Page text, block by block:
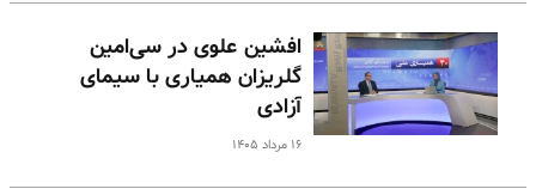
افشین علوی در سی‌امین
گلریزان همیاری با سیمای
آزادی
۱۶ مرداد ۱۴۰۵